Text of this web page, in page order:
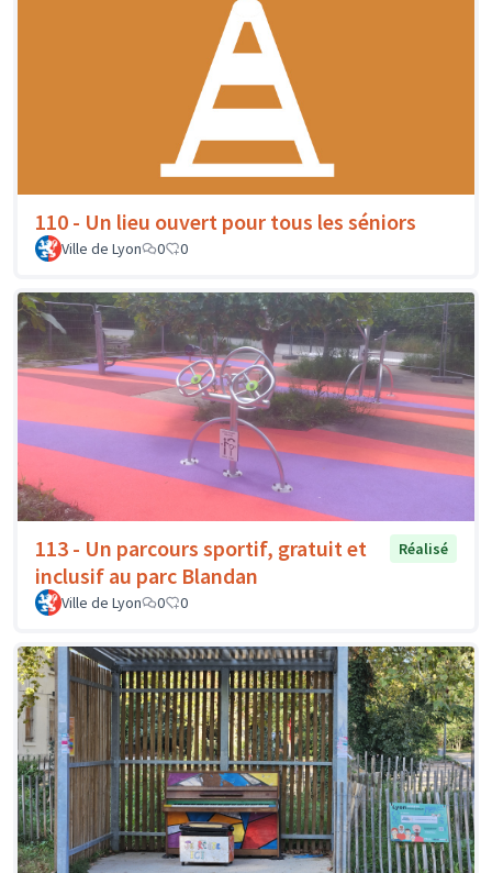
110 - Un lieu ouvert pour tous les séniors
Ville de Lyon 0 0
113 - Un parcours sportif, gratuit et
inclusif au parc Blandan
Réalisé
Ville de Lyon 0 0